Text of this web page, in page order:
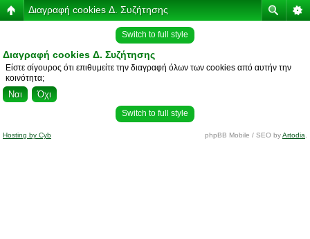
Διαγραφή cookies Δ. Συζήτησης
Switch to full style
Διαγραφή cookies Δ. Συζήτησης
Είστε σίγουρος ότι επιθυμείτε την διαγραφή όλων των cookies από αυτήν την
κοινότητα;
Switch to full style
Hosting by Cyb phpBB Mobile / SEO byArtodia